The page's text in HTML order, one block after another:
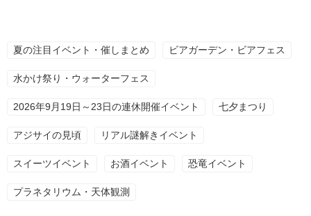
夏の注目イベント・催しまとめ ビアガーデン・ビアフェス
水かけ祭り・ウォーターフェス
2026年9月19日～23日の連休開催イベント 七夕まつり
アジサイの見頃 リアル謎解きイベント
スイーツイベント お酒イベント 恐竜イベント
プラネタリウム・天体観測